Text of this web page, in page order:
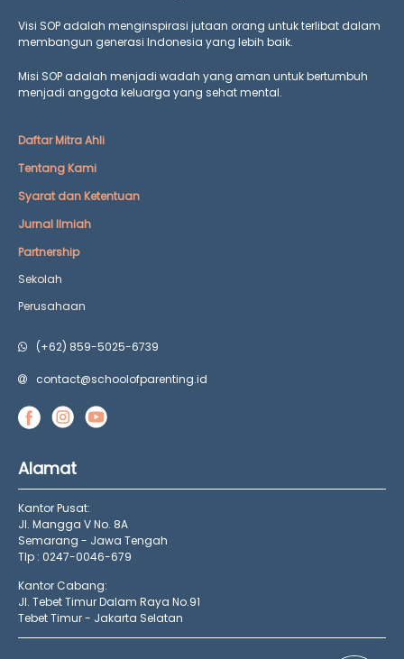
Visi SOP adalah menginspirasi jutaan orang untuk terlibat dalam
membangun generasi Indonesia yang lebih baik.
Misi SOP adalah menjadi wadah yang aman untuk bertumbuh
menjadi anggota keluarga yang sehat mental.
Daftar Mitra Ahli
Tentang Kami
Syarat dan Ketentuan
Jurnal Ilmiah
Partnership
Sekolah
Perusahaan
(+62) 859-5025-6739
contact@schoolofparenting.id
Alamat
Kantor Pusat:
Jl. Mangga V No. 8A
Semarang - Jawa Tengah
Tlp : 0247-0046-679
Kantor Cabang:
Jl. Tebet Timur Dalam Raya No.91
Tebet Timur - Jakarta Selatan